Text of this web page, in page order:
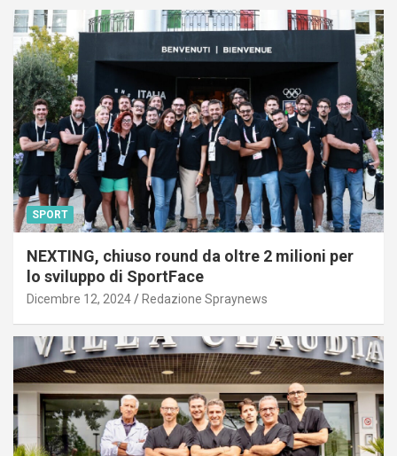
SPORT
NEXTING, chiuso round da oltre 2 milioni per
lo sviluppo di SportFace
Dicembre 12, 2024 Redazione Spraynews